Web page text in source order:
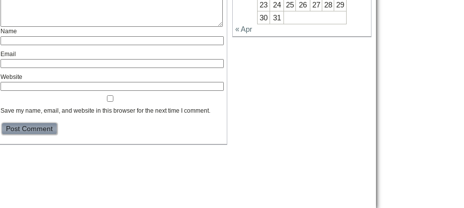
Name
Email
Website
Save my name, email, and website in this browser for the next time I comment.
23
24 25 26 27 28 29
30
31
« Apr